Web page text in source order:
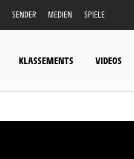
SENDER MEDIEN SPIELE
KLASSEMENTS VIDEOS